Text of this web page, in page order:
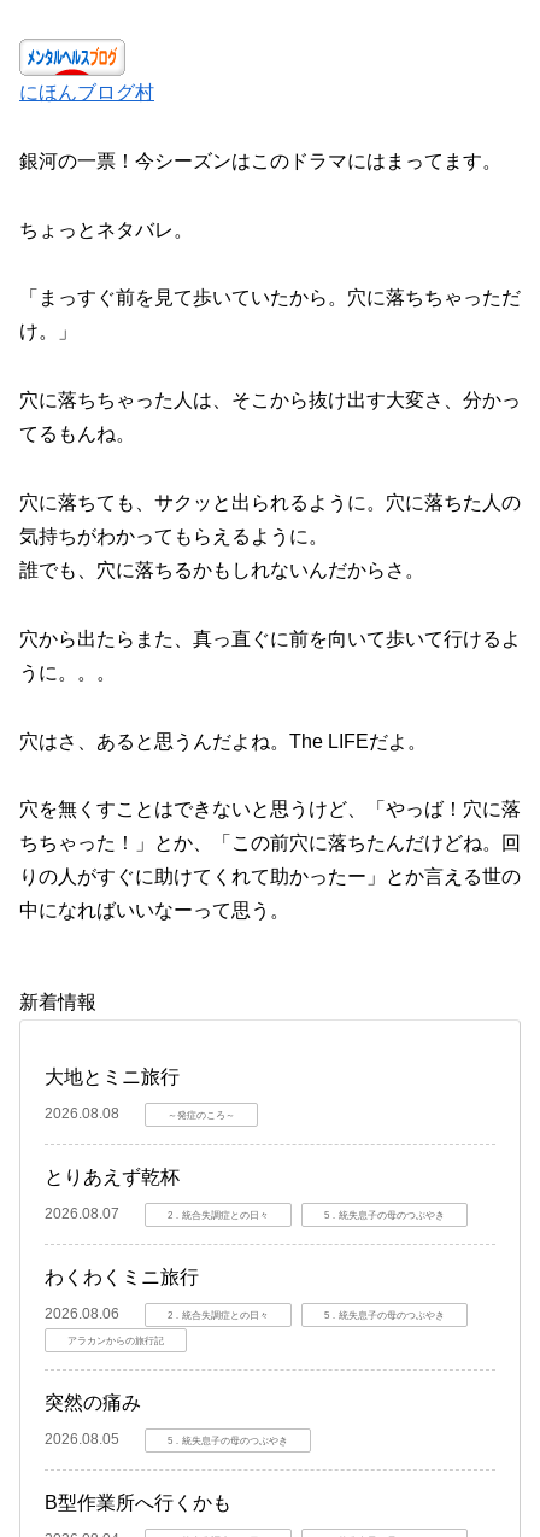
にほんブログ村
銀河の一票！今シーズンはこのドラマにはまってます。
ちょっとネタバレ。
「まっすぐ前を見て歩いていたから。穴に落ちちゃっただ
け。」
穴に落ちちゃった人は、そこから抜け出す大変さ、分かっ
てるもんね。
穴に落ちても、サクッと出られるように。穴に落ちた人の
気持ちがわかってもらえるように。
誰でも、穴に落ちるかもしれないんだからさ。
穴から出たらまた、真っ直ぐに前を向いて歩いて行けるよ
うに。。。
穴はさ、あると思うんだよね。The LIFEだよ。
穴を無くすことはできないと思うけど、「やっば！穴に落
ちちゃった！」とか、「この前穴に落ちたんだけどね。回
りの人がすぐに助けてくれて助かったー」とか言える世の
中になればいいなーって思う。
新着情報
大地とミニ旅行
2026.08.08 ～発症のころ～
とりあえず乾杯
2026.08.07 2．統合失調症との日々 5．統失息子の母のつぶやき
わくわくミニ旅行
2026.08.06 2．統合失調症との日々 5．統失息子の母のつぶやき
アラカンからの旅行記
突然の痛み
2026.08.05 5．統失息子の母のつぶやき
B型作業所へ行くかも